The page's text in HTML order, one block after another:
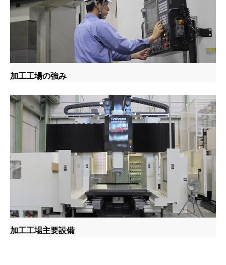
加工工場の強み
加工工場主要設備